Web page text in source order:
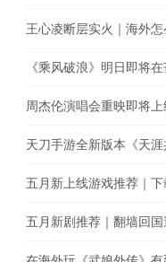
王心凌断层实火｜海外怎
周杰伦演唱会重映即将
五月新上线游戏推荐｜
五月新剧推荐｜翻墙回国